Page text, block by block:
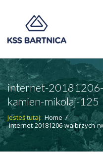
internet-
kamien-mikolaj-125
Jesteś tutaj: Home /
internet-20181206-walbrzych-